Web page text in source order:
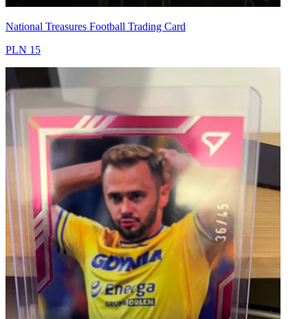
National Treasures Football Trading Card
PLN 15